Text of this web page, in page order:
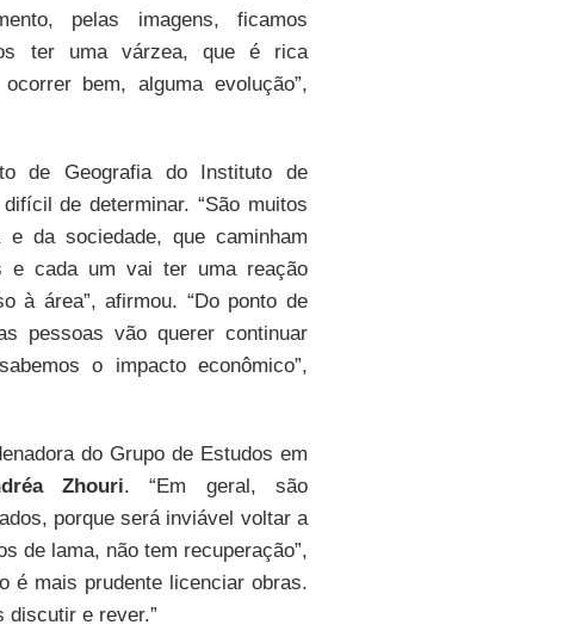
pelas imagens, ficamos
ter uma várzea, que é rica
bem, alguma evolução”,
de Geografia do Instituto de
de determinar. “São muitos
da sociedade, que caminham
e cada um vai ter uma reação
à área”, afirmou. “Do ponto de
pessoas vão querer continuar
o impacto econômico”,
do Grupo de Estudos em
Zhouri. “Em geral, são
porque será inviável voltar a
de lama, não tem recuperação”,
é mais prudente licenciar obras.
discutir e rever.”